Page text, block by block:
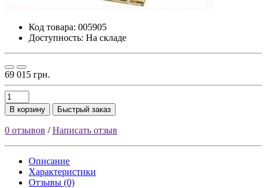
Код товара: 005905
Доступность: На складе
69 015 грн.
В корзину Быстрый заказ
0 отзывов /Написать отзыв
Описание
Характеристики
Отзывы (0)